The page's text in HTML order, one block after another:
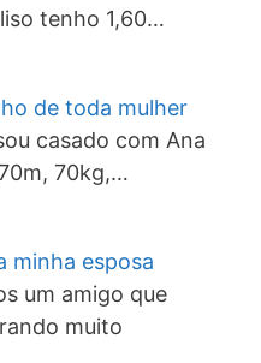
tenho 1,60…
de toda mulher
casado com Ana
70kg,…
minha esposa
um amigo que
muito